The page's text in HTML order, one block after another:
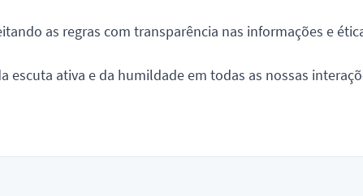
as regras com transparência nas informações e
ativa e da humildade em todas as nossas